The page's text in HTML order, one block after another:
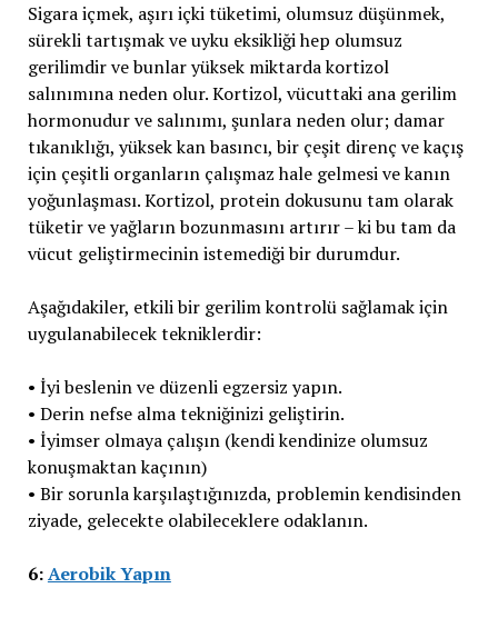
Sigara içmek, aşırı içki tüketimi, olumsuz düşünmek,
sürekli tartışmak ve uyku eksikliği hep olumsuz
gerilimdir ve bunlar yüksek miktarda kortizol
salınımına neden olur. Kortizol, vücuttaki ana gerilim
hormonudur ve salınımı, şunlara neden olur; damar
tıkanıklığı, yüksek kan basıncı, bir çeşit direnç ve kaçış
için çeşitli organların çalışmaz hale gelmesi ve kanın
yoğunlaşması. Kortizol, protein dokusunu tam olarak
tüketir ve yağların bozunmasını artırır – ki bu tam da
vücut geliştirmecinin istemediği bir durumdur.
Aşağıdakiler, etkili bir gerilim kontrolü sağlamak için
uygulanabilecek tekniklerdir:
• İyi beslenin ve düzenli egzersiz yapın.
• Derin nefse alma tekniğinizi geliştirin.
• İyimser olmaya çalışın (kendi kendinize olumsuz
konuşmaktan kaçının)
• Bir sorunla karşılaştığınızda, problemin kendisinden
ziyade, gelecekte olabileceklere odaklanın.
6:Aerobik Yapın